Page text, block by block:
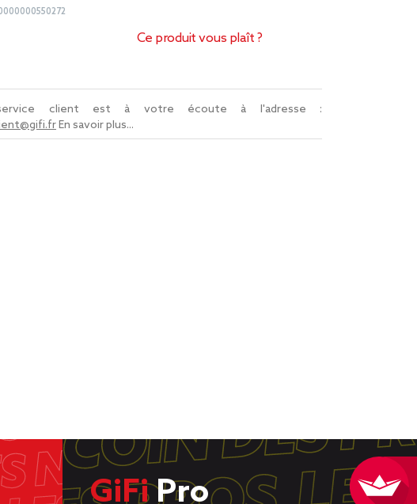
Ce produit vous plaît ?
client est à votre écoute à l'adresse :
En savoir plus...
GiFiPro